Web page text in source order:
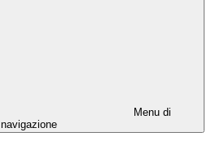
Menu di
navigazione